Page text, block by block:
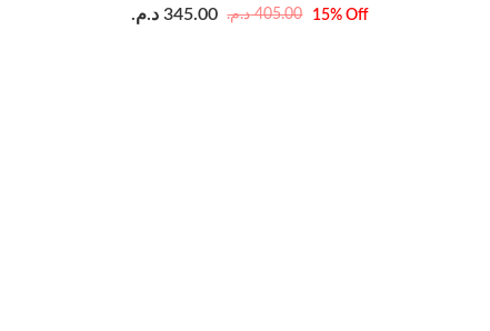
405.00 د.م. 345.00 د.م. 15% Off